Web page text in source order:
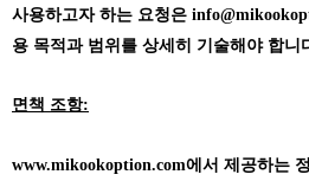
사용하고자 하는 요청은
용 목적과 범위를 상세히 기술해야 합니
면책 조항:
www.mikookoption.com에서 제공하는